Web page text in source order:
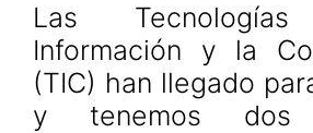
Las
Información y la
(TIC) han llegado
y tenemos dos